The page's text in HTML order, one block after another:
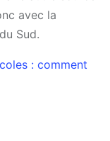
avec la
Sud.
: comment